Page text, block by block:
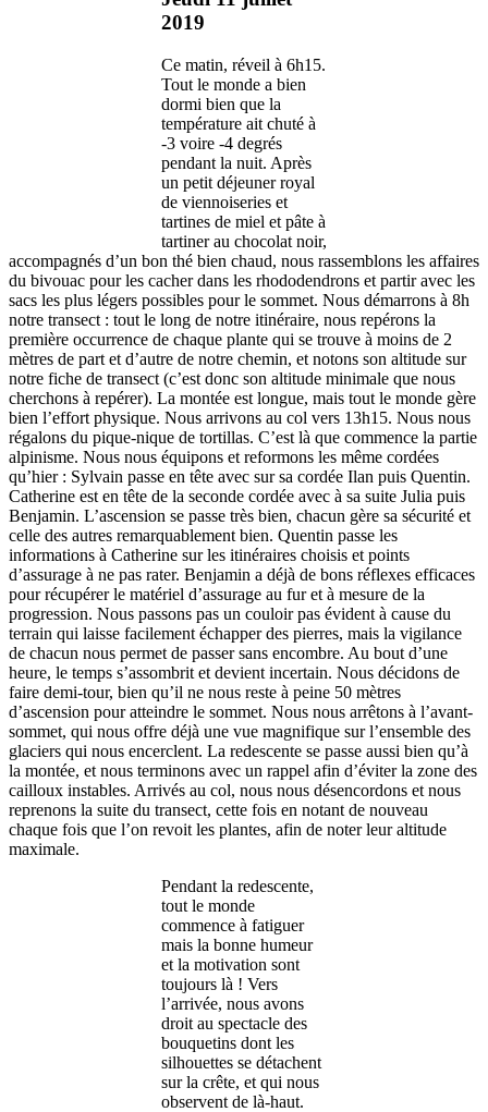
2019
Ce matin, réveil à 6h15.
Tout le monde a bien
dormi bien que la
température ait chuté à
-3 voire -4 degrés
pendant la nuit. Après
un petit déjeuner royal
de viennoiseries et
tartines de miel et pâte à
tartiner au chocolat noir,
accompagnés d’un bon thé bien chaud, nous rassemblons les affaires
du bivouac pour les cacher dans les rhododendrons et partir avec les
sacs les plus légers possibles pour le sommet. Nous démarrons à 8h
notre transect : tout le long de notre itinéraire, nous repérons la
première occurrence de chaque plante qui se trouve à moins de 2
mètres de part et d’autre de notre chemin, et notons son altitude sur
notre fiche de transect (c’est donc son altitude minimale que nous
cherchons à repérer). La montée est longue, mais tout le monde gère
bien l’effort physique. Nous arrivons au col vers 13h15. Nous nous
régalons du pique-nique de tortillas. C’est là que commence la partie
alpinisme. Nous nous équipons et reformons les même cordées
qu’hier : Sylvain passe en tête avec sur sa cordée Ilan puis Quentin.
Catherine est en tête de la seconde cordée avec à sa suite Julia puis
Benjamin. L’ascension se passe très bien, chacun gère sa sécurité et
celle des autres remarquablement bien. Quentin passe les
informations à Catherine sur les itinéraires choisis et points
d’assurage à ne pas rater. Benjamin a déjà de bons réflexes efficaces
pour récupérer le matériel d’assurage au fur et à mesure de la
progression. Nous passons pas un couloir pas évident à cause du
terrain qui laisse facilement échapper des pierres, mais la vigilance
de chacun nous permet de passer sans encombre. Au bout d’une
heure, le temps s’assombrit et devient incertain. Nous décidons de
faire demi-tour, bien qu’il ne nous reste à peine 50 mètres
d’ascension pour atteindre le sommet. Nous nous arrêtons à l’avant-
sommet, qui nous offre déjà une vue magnifique sur l’ensemble des
glaciers qui nous encerclent. La redescente se passe aussi bien qu’à
la montée, et nous terminons avec un rappel afin d’éviter la zone des
cailloux instables. Arrivés au col, nous nous désencordons et nous
reprenons la suite du transect, cette fois en notant de nouveau
chaque fois que l’on revoit les plantes, afin de noter leur altitude
maximale.
Pendant la redescente,
tout le monde
commence à fatiguer
mais la bonne humeur
et la motivation sont
toujours là ! Vers
l’arrivée, nous avons
droit au spectacle des
bouquetins dont les
silhouettes se détachent
sur la crête, et qui nous
observent de là-haut.